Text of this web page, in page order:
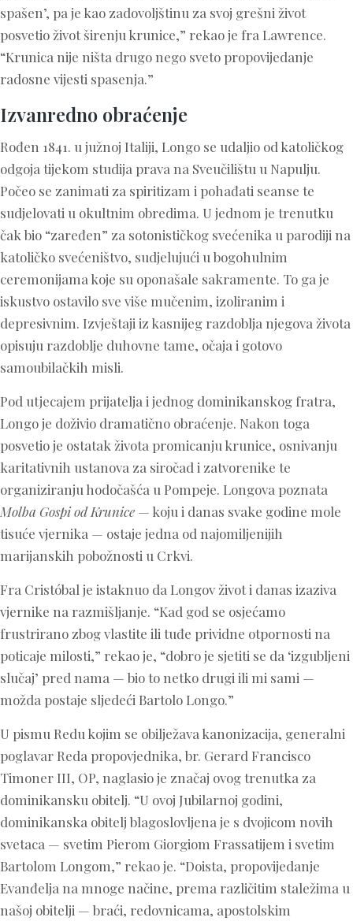
spašen’, pa je kao zadovoljštinu za svoj grešni život
posvetio život širenju krunice,” rekao je fra Lawrence.
“Krunica nije ništa drugo nego sveto propovijedanje
radosne vijesti spasenja.”
Izvanredno obraćenje
Rođen 1841. u južnoj Italiji, Longo se udaljio od katoličkog
odgoja tijekom studija prava na Sveučilištu u Napulju.
Počeo se zanimati za spiritizam i pohađati seanse te
sudjelovati u okultnim obredima. U jednom je trenutku
čak bio “zaređen” za sotonističkog svećenika u parodiji na
katoličko svećeništvo, sudjelujući u bogohulnim
ceremonijama koje su oponašale sakramente. To ga je
iskustvo ostavilo sve više mučenim, izoliranim i
depresivnim. Izvještaji iz kasnijeg razdoblja njegova života
opisuju razdoblje duhovne tame, očaja i gotovo
samoubilačkih misli.
Pod utjecajem prijatelja i jednog dominikanskog fratra,
Longo je doživio dramatično obraćenje. Nakon toga
posvetio je ostatak života promicanju krunice, osnivanju
karitativnih ustanova za siročad i zatvorenike te
organiziranju hodočašća u Pompeje. Longova poznata
Molba Gospi od Krunice — koju i danas svake godine mole
tisuće vjernika — ostaje jedna od najomiljenijih
marijanskih pobožnosti u Crkvi.
Fra Cristóbal je istaknuo da Longov život i danas izaziva
vjernike na razmišljanje. “Kad god se osjećamo
frustrirano zbog vlastite ili tuđe prividne otpornosti na
poticaje milosti,” rekao je, “dobro je sjetiti se da ‘izgubljeni
slučaj’ pred nama — bio to netko drugi ili mi sami —
možda postaje sljedeći Bartolo Longo.”
U pismu Redu kojim se obilježava kanonizacija, generalni
poglavar Reda propovjednika, br. Gerard Francisco
Timoner III, OP, naglasio je značaj ovog trenutka za
dominikansku obitelj. “U ovoj Jubilarnoj godini,
dominikanska obitelj blagoslovljena je s dvojicom novih
svetaca — svetim Pierom Giorgiom Frassatijem i svetim
Bartolom Longom,” rekao je. “Doista, propovijedanje
Evanđelja na mnoge načine, prema različitim staležima u
našoj obitelji — braći, redovnicama, apostolskim